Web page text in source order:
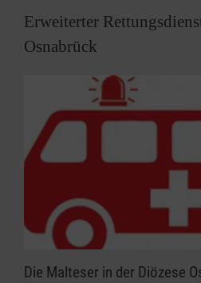
Aktivitäten erhalten.
Erweiterter
Osnabrück
Die Malteser in der Diözese